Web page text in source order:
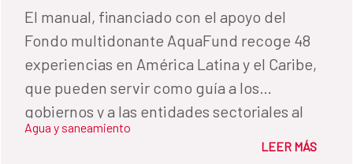
El manual, financiado con el apoyo del
Fondo multidonante AquaFund recoge 48
experiencias en América Latina y el Caribe,
que pueden servir como guía a los
gobiernos y a las entidades sectoriales al
momento de llevar a la práctica los
Agua y saneamiento
LEER MÁS